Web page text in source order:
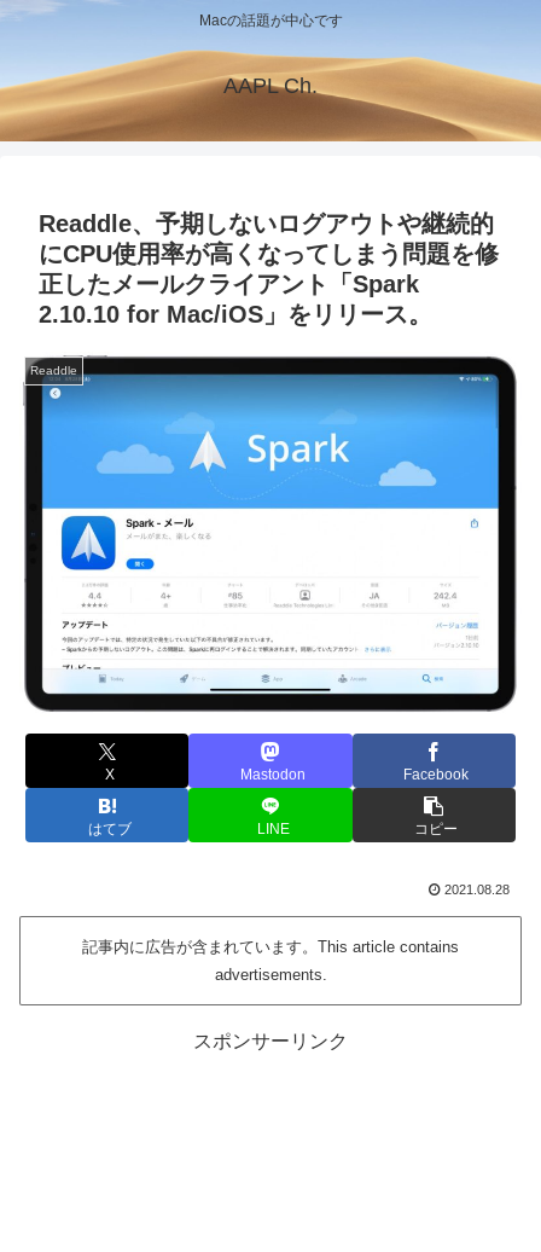
Macの話題が中心です
AAPL Ch.
Readdle、予期しないログアウトや継続的
にCPU使用率が高くなってしまう問題を修
正したメールクライアント「Spark
2.10.10 for Mac/iOS」をリリース。
Readdle
X Mastodon Facebook
はてブ LINE コピー
2021.08.28
記事内に広告が含まれています。This article contains
advertisements.
スポンサーリンク